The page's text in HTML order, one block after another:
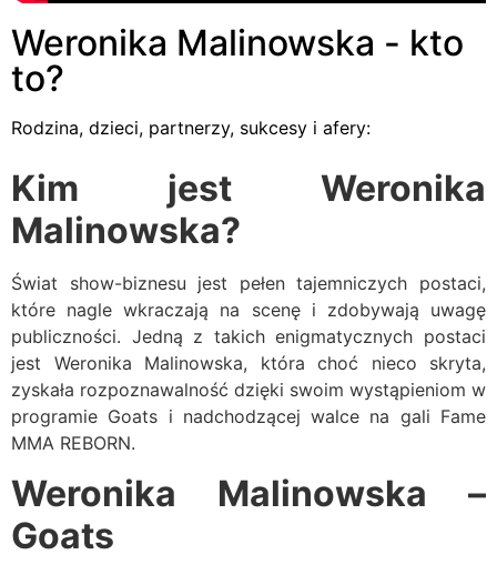
Weronika Malinowska - kto
to?
Rodzina, dzieci, partnerzy, sukcesy i afery:
Kim jest Weronika
Malinowska?
Świat show-biznesu jest pełen tajemniczych postaci,
które nagle wkraczają na scenę i zdobywają uwagę
publiczności. Jedną z takich enigmatycznych postaci
jest Weronika Malinowska, która choć nieco skryta,
zyskała rozpoznawalność dzięki swoim wystąpieniom w
programie Goats i nadchodzącej walce na gali Fame
MMA REBORN.
Weronika Malinowska –
Goats